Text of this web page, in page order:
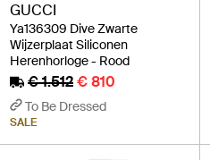
GUCCI
Ya136309 Dive Zwarte
Wijzerplaat Siliconen
Herenhorloge - Rood
€ 1.512€ 810
To Be Dressed
SALE